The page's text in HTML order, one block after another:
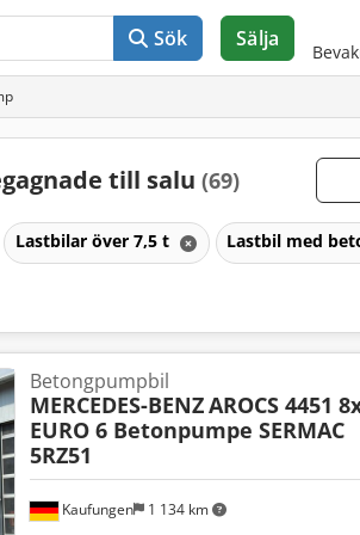
Sök Sälja
till salu (69)
Lastbilar över 7,5 t Lastbil med
Kaufungen 1 134 km
Betongpumpbil
MERCEDES-BENZAROCS 4451
EURO 6 Betonpumpe SERMAC
5RZ51